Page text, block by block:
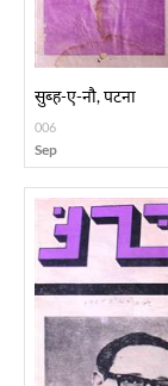
सुब्ह-ए-नौ, पटना
006
Sep